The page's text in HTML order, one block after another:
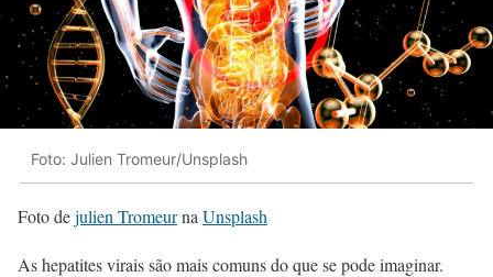
Foto: Julien Tromeur/Unsplash
Foto dejulien Tromeurna Unsplash
As hepatites virais são mais comuns do que se pode imaginar.